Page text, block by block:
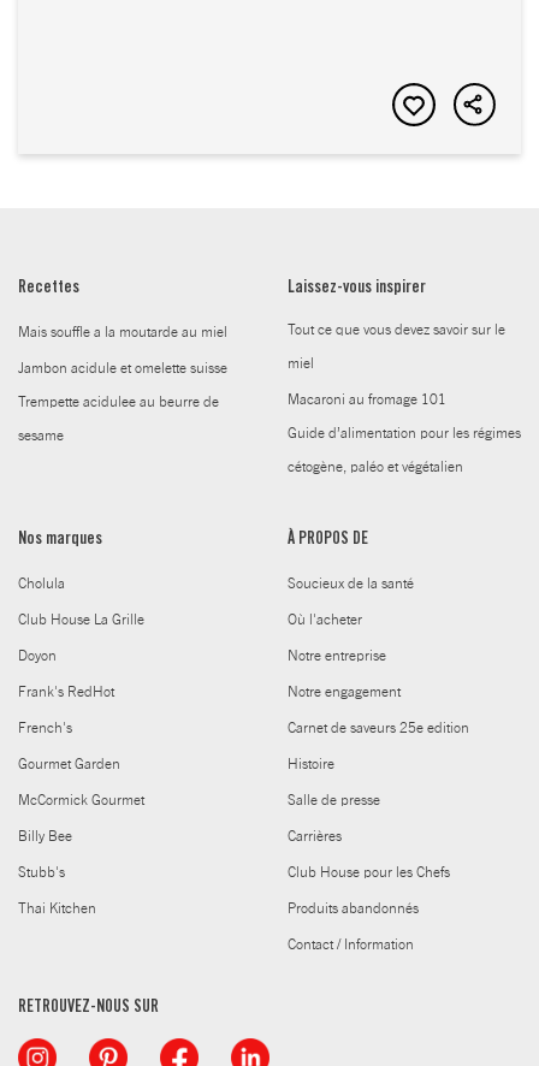
Recettes
Mais souffle a la moutarde au miel
Jambon acidule et omelette suisse
Trempette acidulee au beurre de
sesame
Laissez-vous inspirer
Tout ce que vous devez savoir sur le
miel
Macaroni au fromage 101
Guide d’alimentation pour les régimes
cétogène, paléo et végétalien
Nos marques
Cholula
Club House La Grille
Doyon
Frank's RedHot
French's
Gourmet Garden
McCormick Gourmet
Billy Bee
Stubb's
Thai Kitchen
À PROPOS DE
Soucieux de la santé
Où l'acheter
Notre entreprise
Notre engagement
Carnet de saveurs 25e edition
Histoire
Salle de presse
Carrières
Club House pour les Chefs
Produits abandonnés
Contact / Information
RETROUVEZ-NOUS SUR